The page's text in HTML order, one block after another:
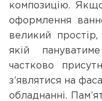
композицію.
оформлення
великий
якій
частково
з’являтися на
обладнанні.